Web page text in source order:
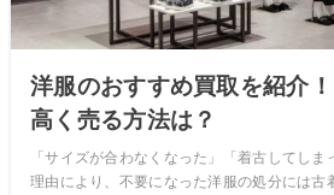
洋服のおすすめ買取を紹介
高く売る方法は？
「サイズが合わなくなった」「着古してしま
理由により、不要になった洋服の処分には古